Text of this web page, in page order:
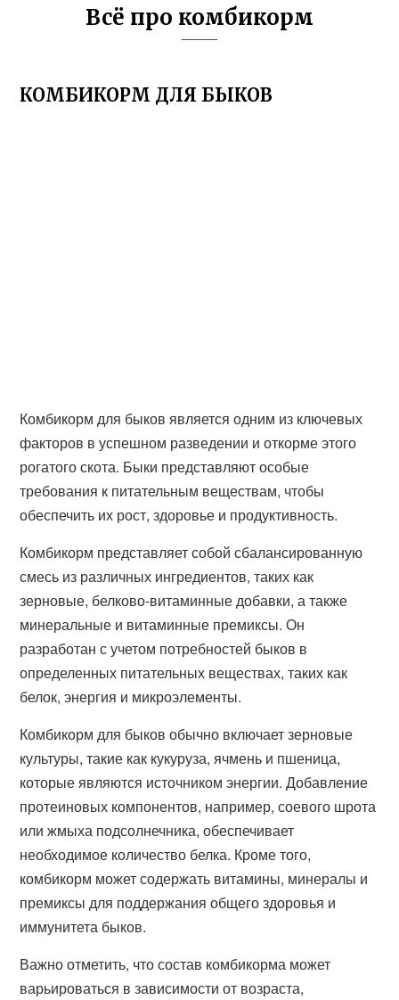
Всё про комбикорм
КОМБИКОРМ ДЛЯ БЫКОВ
Комбикорм для быков является одним из ключевых
факторов в успешном разведении и откорме этого
рогатого скота. Быки представляют особые
требования к питательным веществам, чтобы
обеспечить их рост, здоровье и продуктивность.
Комбикорм представляет собой сбалансированную
смесь из различных ингредиентов, таких как
зерновые, белково-витаминные добавки, а также
минеральные и витаминные премиксы. Он
разработан с учетом потребностей быков в
определенных питательных веществах, таких как
белок, энергия и микроэлементы.
Комбикорм для быков обычно включает зерновые
культуры, такие как кукуруза, ячмень и пшеница,
которые являются источником энергии. Добавление
протеиновых компонентов, например, соевого шрота
или жмыха подсолнечника, обеспечивает
необходимое количество белка. Кроме того,
комбикорм может содержать витамины, минералы и
премиксы для поддержания общего здоровья и
иммунитета быков.
Важно отметить, что состав комбикорма может
варьироваться в зависимости от возраста,